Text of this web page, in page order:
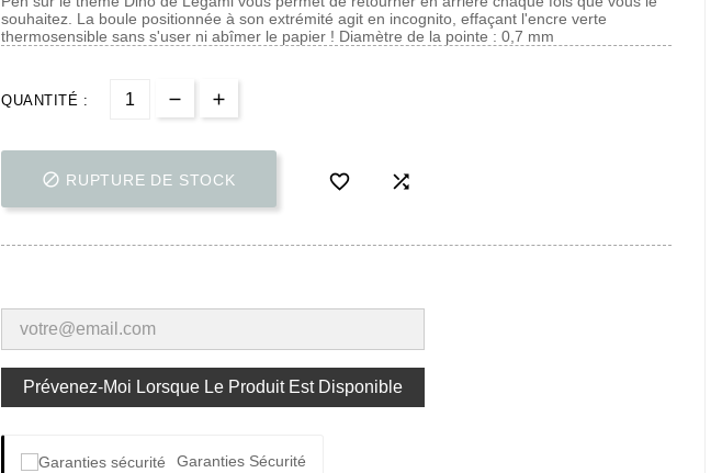
souhaitez. La boule positionnée à son extrémité agit en incognito, effaçant l'encre verte
thermosensible sans s'user ni abîmer le papier ! Diamètre de la pointe : 0,7 mm
QUANTITÉ :
 RUPTURE DE STOCK  
Prévenez-Moi Lorsque Le Produit Est Disponible
Garanties Sécurité